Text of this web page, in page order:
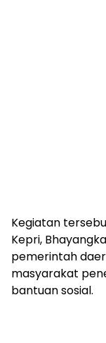
‎Kegiatan
Kepri,
pemerintah
masyarakat
bantuan sosial.